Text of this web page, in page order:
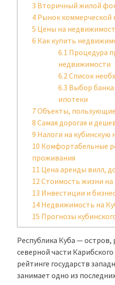
3 Вторичный жилой
4 Рынок коммерческой
5 Цены на
6 Как купить
6.1 Процедура
недвижимости
6.2Список
6.3 Выбор
ипотеки
7Объекты,
8 Самая дорогая и
9 Налоги на
10 Комфортабельные
проживания
11 Цена аренды вилл,
12Стоимость жизни на
13 Инвестиции и
14 Недвижимость на
15 Прогнозы
Республика Куба —
северной части
рейтинге государств
занимает одно из